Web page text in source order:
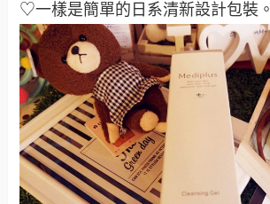
♡一樣是簡單的日系清新設計包裝。